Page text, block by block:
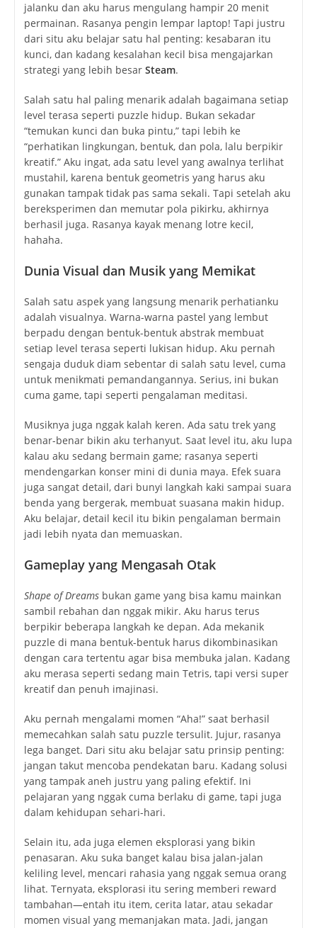
jalanku dan aku harus mengulang hampir 20 menit
permainan. Rasanya pengin lempar laptop! Tapi justru
dari situ aku belajar satu hal penting: kesabaran itu
kunci, dan kadang kesalahan kecil bisa mengajarkan
strategi yang lebih besar Steam.
Salah satu hal paling menarik adalah bagaimana setiap
level terasa seperti puzzle hidup. Bukan sekadar
“temukan kunci dan buka pintu,” tapi lebih ke
“perhatikan lingkungan, bentuk, dan pola, lalu berpikir
kreatif.” Aku ingat, ada satu level yang awalnya terlihat
mustahil, karena bentuk geometris yang harus aku
gunakan tampak tidak pas sama sekali. Tapi setelah aku
bereksperimen dan memutar pola pikirku, akhirnya
berhasil juga. Rasanya kayak menang lotre kecil,
hahaha.
Dunia Visual dan Musik yang Memikat
Salah satu aspek yang langsung menarik perhatianku
adalah visualnya. Warna-warna pastel yang lembut
berpadu dengan bentuk-bentuk abstrak membuat
setiap level terasa seperti lukisan hidup. Aku pernah
sengaja duduk diam sebentar di salah satu level, cuma
untuk menikmati pemandangannya. Serius, ini bukan
cuma game, tapi seperti pengalaman meditasi.
Musiknya juga nggak kalah keren. Ada satu trek yang
benar-benar bikin aku terhanyut. Saat level itu, aku lupa
kalau aku sedang bermain game; rasanya seperti
mendengarkan konser mini di dunia maya. Efek suara
juga sangat detail, dari bunyi langkah kaki sampai suara
benda yang bergerak, membuat suasana makin hidup.
Aku belajar, detail kecil itu bikin pengalaman bermain
jadi lebih nyata dan memuaskan.
Gameplay yang Mengasah Otak
Shape of Dreamsbukan game yang bisa kamu mainkan
sambil rebahan dan nggak mikir. Aku harus terus
berpikir beberapa langkah ke depan. Ada mekanik
puzzle di mana bentuk-bentuk harus dikombinasikan
dengan cara tertentu agar bisa membuka jalan. Kadang
aku merasa seperti sedang main Tetris, tapi versi super
kreatif dan penuh imajinasi.
Aku pernah mengalami momen “Aha!” saat berhasil
memecahkan salah satu puzzle tersulit. Jujur, rasanya
lega banget. Dari situ aku belajar satu prinsip penting:
jangan takut mencoba pendekatan baru. Kadang solusi
yang tampak aneh justru yang paling efektif. Ini
pelajaran yang nggak cuma berlaku di game, tapi juga
dalam kehidupan sehari-hari.
Selain itu, ada juga elemen eksplorasi yang bikin
penasaran. Aku suka banget kalau bisa jalan-jalan
keliling level, mencari rahasia yang nggak semua orang
lihat. Ternyata, eksplorasi itu sering memberi reward
tambahan—entah itu item, cerita latar, atau sekadar
momen visual yang memanjakan mata. Jadi, jangan